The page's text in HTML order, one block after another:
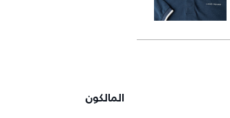
المالكون